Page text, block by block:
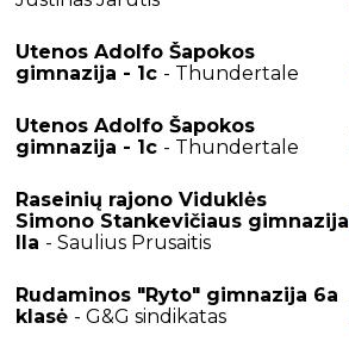
Utenos Adolfo Šapokos
gimnazija - 1c - Thundertale
Utenos Adolfo Šapokos
gimnazija - 1c - Thundertale
Raseinių rajono Viduklės
Simono Stankevičiaus gimnazija
IIa - Saulius Prusaitis
Rudaminos "Ryto" gimnazija 6a
klasė - G&G sindikatas